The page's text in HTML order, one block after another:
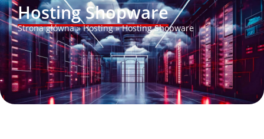
Hosting Shopware
Strona główna»Hosting»Hosting Shopware